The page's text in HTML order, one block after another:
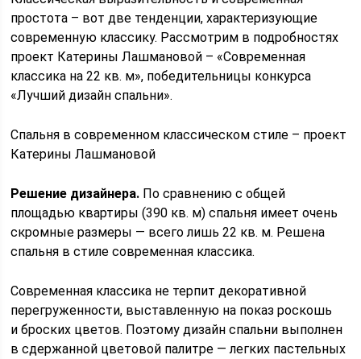
простота – вот две тенденции, характеризующие
современную классику. Рассмотрим в подробностях
проект Катерины Лашмановой – «Современная
классика на 22 кв. м», победительницы конкурса
«Лучший дизайн спальни».
Спальня в современном классическом стиле – проект
Катерины Лашмановой
Решение дизайнера. По сравнению с общей
площадью квартиры (390 кв. м) спальня имеет очень
скромные размеры — всего лишь 22 кв. м. Решена
спальня в стиле современная классика.
Современная классика не терпит декоративной
перегруженности, выставленную на показ роскошь
и броских цветов. Поэтому дизайн спальни выполнен
в сдержанной цветовой палитре — легких пастельных